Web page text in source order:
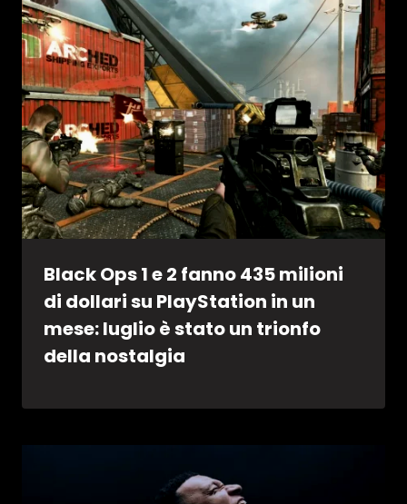
Black Ops 1 e 2 fanno 435 milioni
di dollari su PlayStation in un
mese: luglio è stato un trionfo
della nostalgia